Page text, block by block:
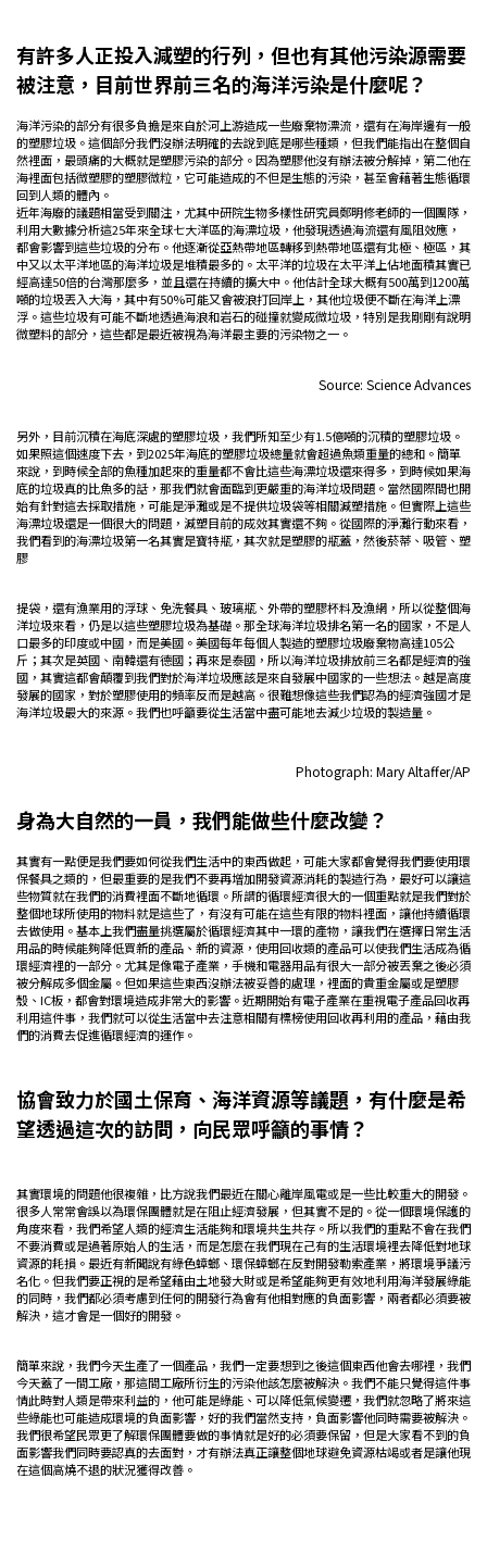
有許多人正投入減塑的行列，但也有其他污染源需要
被注意，目前世界前三名的海洋污染是什麼呢？
海洋污染的部分有很多負擔是來自於河上游造成一些廢棄物漂流，還有在海岸邊有一般
的塑膠垃圾。這個部分我們沒辦法明確的去說到底是哪些種類，但我們能指出在整個自
然裡面，最頭痛的大概就是塑膠污染的部分。因為塑膠他沒有辦法被分解掉，第二他在
海裡面包括微塑膠的塑膠微粒，它可能造成的不但是生態的污染，甚至會藉著生態循環
回到人類的體內。
近年海廢的議題相當受到關注，尤其中研院生物多樣性研究員鄭明修老師的一個團隊，
利用大數據分析這25年來全球七大洋區的海漂垃圾，他發現透過海流還有風阻效應，
都會影響到這些垃圾的分布。他逐漸從亞熱帶地區轉移到熱帶地區還有北極、極區，其
中又以太平洋地區的海洋垃圾是堆積最多的。太平洋的垃圾在太平洋上佔地面積其實已
經高達50倍的台灣那麼多，並且還在持續的擴大中。他估計全球大概有500萬到1200萬
噸的垃圾丟入大海，其中有50%可能又會被浪打回岸上，其他垃圾便不斷在海洋上漂
浮。這些垃圾有可能不斷地透過海浪和岩石的碰撞就變成微垃圾，特別是我剛剛有說明
微塑料的部分，這些都是最近被視為海洋最主要的污染物之一。
Source: Science Advances
另外，目前沉積在海底深處的塑膠垃圾，我們所知至少有1.5億噸的沉積的塑膠垃圾。
如果照這個速度下去，到2025年海底的塑膠垃圾總量就會超過魚類重量的總和。簡單
來說，到時候全部的魚種加起來的重量都不會比這些海漂垃圾還來得多，到時候如果海
底的垃圾真的比魚多的話，那我們就會面臨到更嚴重的海洋垃圾問題。當然國際間也開
始有針對這去採取措施，可能是淨灘或是不提供垃圾袋等相關減塑措施。但實際上這些
海漂垃圾還是一個很大的問題，減塑目前的成效其實還不夠。從國際的淨灘行動來看，
我們看到的海漂垃圾第一名其實是寶特瓶，其次就是塑膠的瓶蓋，然後菸蒂、吸管、塑
膠
提袋，還有漁業用的浮球、免洗餐具、玻璃瓶、外帶的塑膠杯料及漁網，所以從整個海
洋垃圾來看，仍是以這些塑膠垃圾為基礎。那全球海洋垃圾排名第一名的國家，不是人
口最多的印度或中國，而是美國。美國每年每個人製造的塑膠垃圾廢棄物高達105公
斤；其次是英國、南韓還有德國；再來是泰國，所以海洋垃圾排放前三名都是經濟的強
國，其實這都會顛覆到我們對於海洋垃圾應該是來自發展中國家的一些想法。越是高度
發展的國家，對於塑膠使用的頻率反而是越高。很難想像這些我們認為的經濟強國才是
海洋垃圾最大的來源。我們也呼籲要從生活當中盡可能地去減少垃圾的製造量。
Photograph: Mary Altaffer/AP
身為大自然的一員，我們能做些什麼改變？
其實有一點便是我們要如何從我們生活中的東西做起，可能大家都會覺得我們要使用環
保餐具之類的，但最重要的是我們不要再增加開發資源消耗的製造行為，最好可以讓這
些物質就在我們的消費裡面不斷地循環。所謂的循環經濟很大的一個重點就是我們對於
整個地球所使用的物料就是這些了，有沒有可能在這些有限的物料裡面，讓他持續循環
去做使用。基本上我們盡量挑選屬於循環經濟其中一環的產物，讓我們在選擇日常生活
用品的時候能夠降低買新的產品、新的資源，使用回收類的產品可以使我們生活成為循
環經濟裡的一部分。尤其是像電子產業，手機和電器用品有很大一部分被丟棄之後必須
被分解成多個金屬。但如果這些東西沒辦法被妥善的處理，裡面的貴重金屬或是塑膠
殼、IC板，都會對環境造成非常大的影響。近期開始有電子產業在重視電子產品回收再
利用這件事，我們就可以從生活當中去注意相關有標榜使用回收再利用的產品，藉由我
們的消費去促進循環經濟的運作。
協會致力於國土保育、海洋資源等議題，有什麼是希
望透過這次的訪問，向民眾呼籲的事情？
其實環境的問題他很複雜，比方說我們最近在關心離岸風電或是一些比較重大的開發。
很多人常常會誤以為環保團體就是在阻止經濟發展，但其實不是的。從一個環境保護的
角度來看，我們希望人類的經濟生活能夠和環境共生共存。所以我們的重點不會在我們
不要消費或是過著原始人的生活，而是怎麼在我們現在己有的生活環境裡去降低對地球
資源的耗損。最近有新聞說有綠色蟑螂、環保蟑螂在反對開發勒索產業，將環境爭議污
名化。但我們要正視的是希望藉由土地發大財或是希望能夠更有效地利用海洋發展綠能
的同時，我們都必須考慮到任何的開發行為會有他相對應的負面影響，兩者都必須要被
解決，這才會是一個好的開發。
簡單來說，我們今天生產了一個產品，我們一定要想到之後這個東西他會去哪裡，我們
今天蓋了一間工廠，那這間工廠所衍生的污染他該怎麼被解決。我們不能只覺得這件事
情此時對人類是帶來利益的，他可能是綠能、可以降低氣候變遷，我們就忽略了將來這
些綠能也可能造成環境的負面影響，好的我們當然支持，負面影響他同時需要被解決。
我們很希望民眾更了解環保團體要做的事情就是好的必須要保留，但是大家看不到的負
面影響我們同時要認真的去面對，才有辦法真正讓整個地球避免資源枯竭或者是讓他現
在這個高燒不退的狀況獲得改善。